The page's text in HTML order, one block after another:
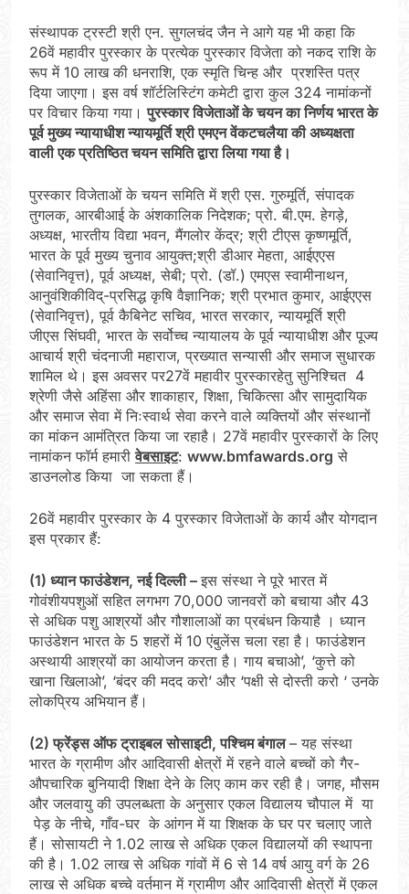
संस्थापक ट्रस्टी श्री एन. सुगलचंद जैन ने आगे यह भी कहा कि
26वें महावीर पुरस्कार के प्रत्येक पुरस्कार विजेता को नकद राशि के
रूप में 10 लाख की धनराशि, एक स्मृति चिन्ह और प्रशस्ति पत्र
दिया जाएगा। इस वर्ष शॉर्टलिस्टिंग कमेटी द्वारा कुल 324 नामांकनों
पर विचार किया गया।पुरस्कार विजेताओं के चयन का निर्णय भारत के
पूर्व मुख्य न्यायाधीश न्यायमूर्ति श्री एमएन वेंकटचलैया की अध्यक्षता
वाली एक प्रतिष्ठित चयन समिति द्वारा लिया गया है।
पुरस्कार विजेताओं के चयन समिति में श्री एस. गुरुमूर्ति, संपादक
तुगलक, आरबीआई के अंशकालिक निदेशक; प्रो. बी.एम. हेगड़े,
अध्यक्ष, भारतीय विद्या भवन, मैंगलोर केंद्र; श्री टीएस कृष्णमूर्ति,
भारत के पूर्व मुख्य चुनाव आयुक्त;श्री डीआर मेहता, आईएएस
(सेवानिवृत्त), पूर्व अध्यक्ष, सेबी; प्रो. (डॉ.) एमएस स्वामीनाथन,
आनुवंशिकीविद्-प्रसिद्ध कृषि वैज्ञानिक; श्री प्रभात कुमार, आईएएस
(सेवानिवृत्त), पूर्व कैबिनेट सचिव, भारत सरकार, न्यायमूर्ति श्री
जीएस सिंघवी, भारत के सर्वोच्च न्यायालय के पूर्व न्यायाधीश और पूज्य
आचार्य श्री चंदनाजी महाराज, प्रख्यात सन्यासी और समाज सुधारक
शामिल थे। इस अवसर पर27वें महावीर पुरस्कारहेतु सुनिश्चित 4
श्रेणी जैसे अहिंसा और शाकाहार, शिक्षा, चिकित्सा और सामुदायिक
और समाज सेवा में निःस्वार्थ सेवा करने वाले व्यक्तियों और संस्थानों
का मांकन आमंत्रित किया जा रहाहै। 27वें महावीर पुरस्कारों के लिए
नामांकन फॉर्म हमारीवेबसाइट: www.bmfawards.org से
डाउनलोड किया जा सकता हैं।
26वें महावीर पुरस्कार के 4 पुरस्कार विजेताओं के कार्य और योगदान
इस प्रकार हैं:
(1) ध्यान फाउंडेशन, नई दिल्ली –इस संस्था ने पूरे भारत में
गोवंशीयपशुओं सहित लगभग 70,000 जानवरों को बचाया और 43
से अधिक पशु आश्रयों और गौशालाओं का प्रबंधन कियाहै । ध्यान
फाउंडेशन भारत के 5 शहरों में 10 एंबुलेंस चला रहा है। फाउंडेशन
अस्थायी आश्रयों का आयोजन करता है। गाय बचाओ’, ‘कुत्ते को
खाना खिलाओ’, ‘बंदर की मदद करो’ और ‘पक्षी से दोस्ती करो ‘ उनके
लोकप्रिय अभियान हैं।
(2) फ्रेंड्स ऑफ ट्राइबल सोसाइटी, पश्चिम बंगाल– यह संस्था
भारत के ग्रामीण और आदिवासी क्षेत्रों में रहने वाले बच्चों को गैर-
औपचारिक बुनियादी शिक्षा देने के लिए काम कर रही है। जगह, मौसम
और जलवायु की उपलब्धता के अनुसार एकल विद्यालय चौपाल में या
पेड़ के नीचे, गाँव-घर के आंगन में या शिक्षक के घर पर चलाए जाते
हैं। सोसायटी ने 1.02 लाख से अधिक एकल विद्यालयों की स्थापना
की है। 1.02 लाख से अधिक गांवों में 6 से 14 वर्ष आयु वर्ग के 26
लाख से अधिक बच्चे वर्तमान में ग्रामीण और आदिवासी क्षेत्रों में एकल